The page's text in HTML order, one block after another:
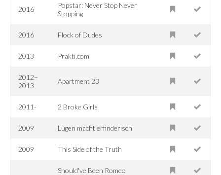
2016
Popstar: Never Stop Never
Stopping
2016 Flock of Dudes
2013 Prakti.com
2012–
2013
Apartment 23
2011- 2 Broke Girls
2009 Lügen macht erfinderisch
2009 This Side of the Truth
Should've Been Romeo